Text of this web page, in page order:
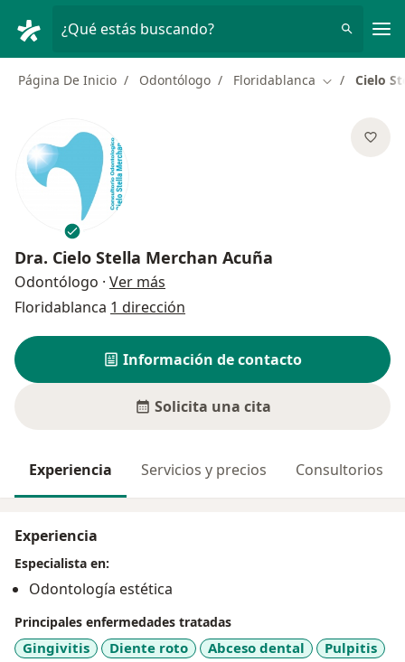
¿Qué estás buscando?
Página De Inicio Odontólogo Floridablanca Cambiar de
Cielo
Dra. Cielo Stella Merchan Acuña
Odontólogo · Ver más
Floridablanca 1 dirección
Información de contacto
Solicita una cita
Experiencia Servicios y precios Consultorios
Experiencia
Especialista en:
Odontología estética
Principales enfermedades tratadas
Gingivitis Diente roto Abceso dental
Pulpitis